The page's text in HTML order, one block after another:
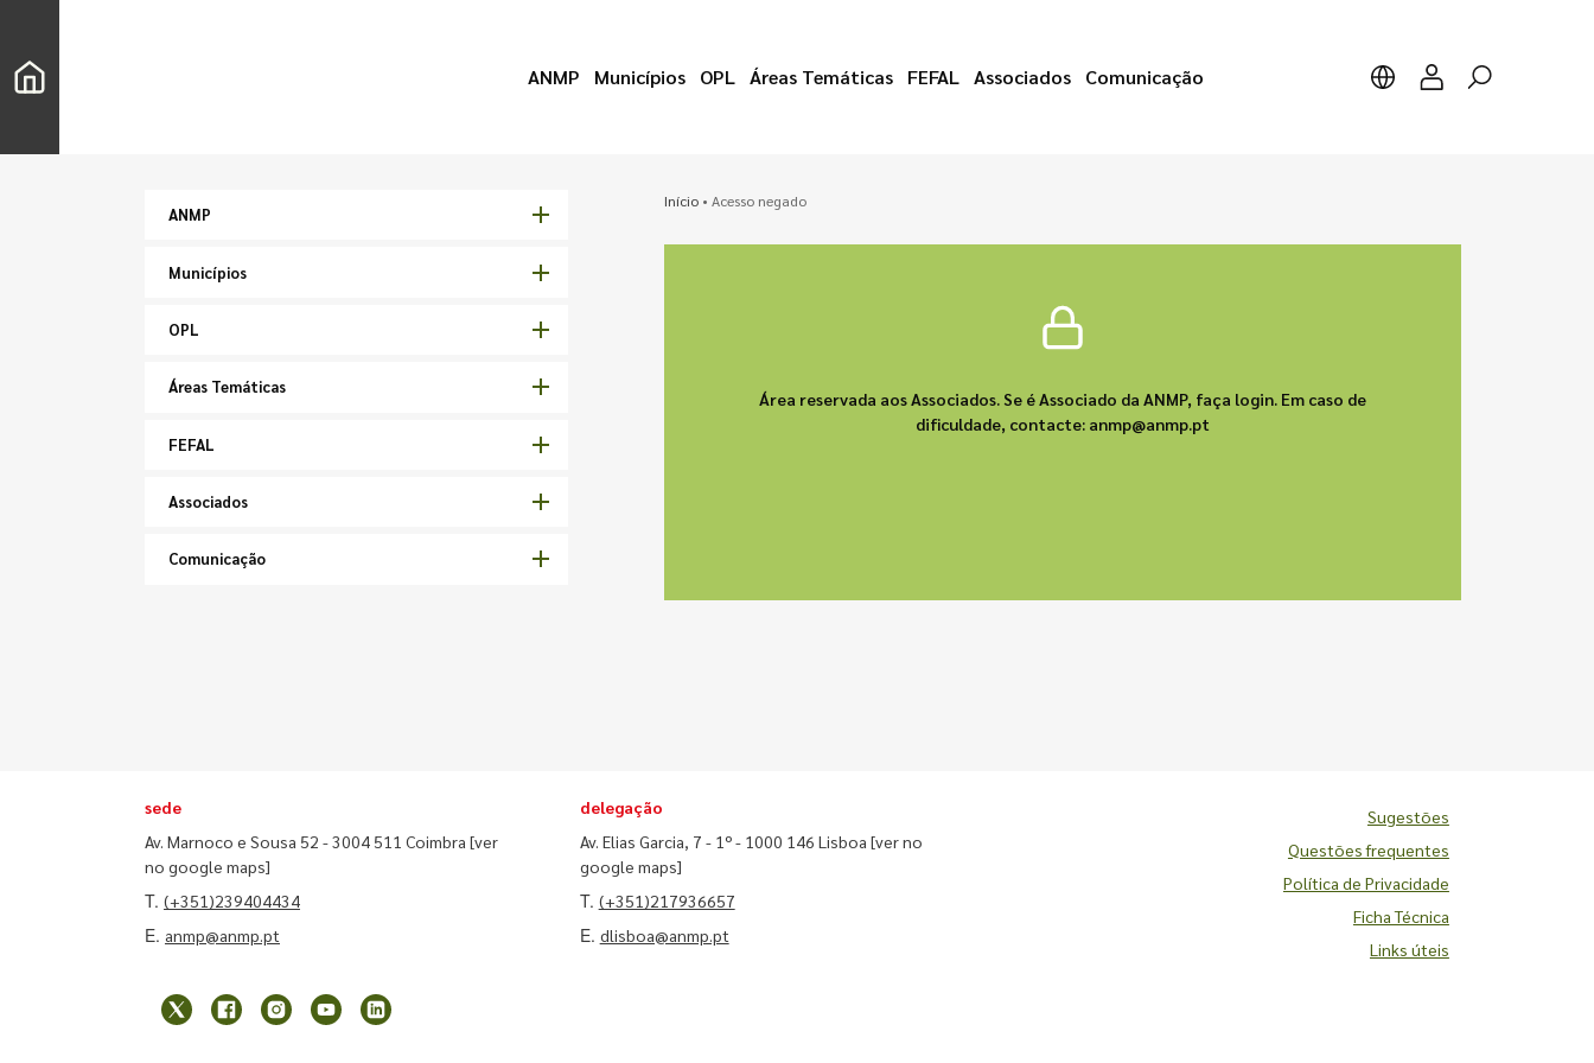
ANMP Municípios OPL Áreas Temáticas FEFAL Associados Comunicação
ANMP
Municípios
OPL
Áreas Temáticas
FEFAL
Associados
Comunicação
Início• Acesso negado
Área reservada aos Associados. Se é Associado da ANMP, faça login. Em caso de
dificuldade, contacte: anmp@anmp.pt
sede
Av. Marnoco e Sousa 52 - 3004 511 Coimbra [ver
no google maps]
T. (+351)239404434
E. anmp@anmp.pt
delegação
Av. Elias Garcia, 7 - 1º - 1000 146 Lisboa [ver no
google maps]
T. (+351)217936657
E. dlisboa@anmp.pt
Sugestões
Questões frequentes
Política de Privacidade
Ficha Técnica
Links úteis